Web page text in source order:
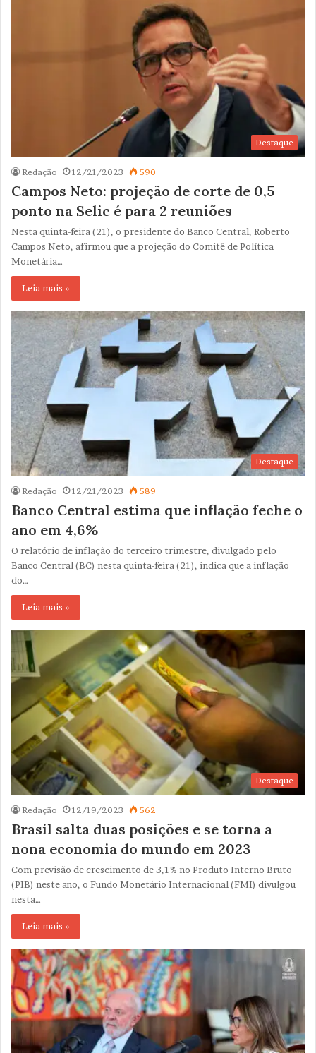
Destaque
Redação 12/21/2023 590
Campos Neto: projeção de corte de 0,5
ponto na Selic é para 2 reuniões
Nesta quinta-feira (21), o presidente do Banco Central, Roberto
Campos Neto, afirmou que a projeção do Comitê de Política
Monetária…
Leia mais »
Destaque
Redação 12/21/2023 589
Banco Central estima que inflação feche o
ano em 4,6%
O relatório de inflação do terceiro trimestre, divulgado pelo
Banco Central (BC) nesta quinta-feira (21), indica que a inflação
do…
Leia mais »
Destaque
Redação 12/19/2023 562
Brasil salta duas posições e se torna a
nona economia do mundo em 2023
Com previsão de crescimento de 3,1% no Produto Interno Bruto
(PIB) neste ano, o Fundo Monetário Internacional (FMI) divulgou
nesta…
Leia mais »